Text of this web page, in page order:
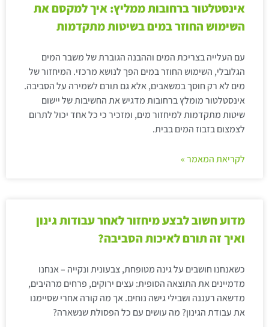
אינסטלטור ברחובות ממליץ: איך למקסם את
השימוש החוזר במים בשיטות מתקדמות
עם העלייה בצריכת המים וההבנה הגוברת של משבר המים
הגלובלי, השימוש החוזר במים הפך לנושא מרכזי. המיחזור של
מים לא רק חוסך במשאבים, אלא גם תורם לשמירה על הסביבה.
אינסטלטור מומלץ ברחובות מדגיש את החשיבות של יישום
שיטות מתקדמות למיחזור מים, ומזכיר כי כל אחד יכול לתרום
לצמצום בזבוז המים בבית.
לקריאת המאמר »
מדוע חשוב לבצע מיחזור לאחר עבודות גינון
ואיך זה תורם לאיכות הסביבה?
כשאנחנו חושבים על גינה מטופחת, צבעונית ונקייה – אנחנו
מדמיינים את התוצאה הסופית: עצים ירוקים, פרחים מרהיבים,
מדשאה רעננה ושבילי גישה נוחים. אך מה קורה אחרי שסיימנו
את עבודת הגינון? מה עושים עם כל הפסולת שנשארה?